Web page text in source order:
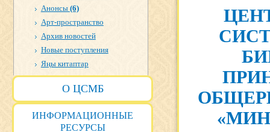
Анонсы (6)
Арт-пространство
Архив новостей
Новые поступления
Яңы китаптар
О ЦСМБ
ИНФОРМАЦИОННЫЕ
РЕСУРСЫ